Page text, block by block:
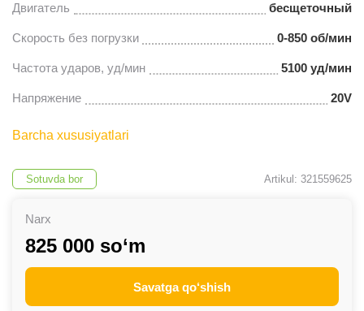
Двигатель бесщеточный
Скорость без погрузки 0-850 об/мин
Частота ударов, уд/мин 5100 уд/мин
Напряжение 20V
Barcha xususiyatlari
Sotuvda bor Artikul: 321559625
Narx
825 000 so‘m
Savatga qo‘shish